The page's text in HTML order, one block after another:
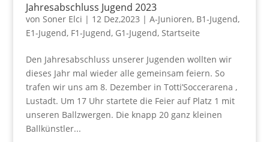
Jahresabschluss Jugend 2023
von Soner Elci | 12 Dez,2023 | A-Junioren, B1-Jugend,
E1-Jugend, F1-Jugend, G1-Jugend, Startseite
Den Jahresabschluss unserer Jugenden wollten wir
dieses Jahr mal wieder alle gemeinsam feiern. So
trafen wir uns am 8. Dezember in Totti’Soccerarena ,
Lustadt. Um 17 Uhr startete die Feier auf Platz 1 mit
unseren Ballzwergen. Die knapp 20 ganz kleinen
Ballkünstler...